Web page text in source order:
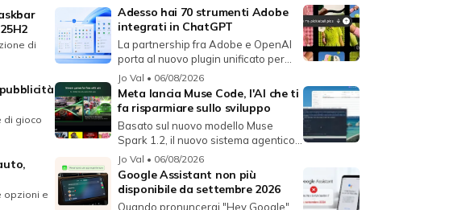
di
di gioco
opzioni e
Adesso hai 70 strumenti Adobe
integrati in ChatGPT
La partnership fra Adobe e OpenAI
porta al nuovo plugin unificato per...
Jo Val • 06/08/2026
Meta lancia Muse Code, l'AI che ti
fa risparmiare sullo sviluppo
Basato sul nuovo modello Muse
Spark 1.2, il nuovo sistema agentico
fun...
Jo Val • 06/08/2026
Google Assistant non più
disponibile da settembre 2026
Quando pronuncerai "Hey Google"